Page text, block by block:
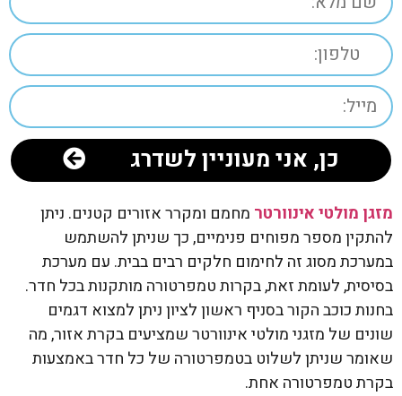
מזגן מולטי אינוורטר מחמם ומקרר אזורים קטנים. ניתן
להתקין מספר מפוחים פנימיים, כך שניתן להשתמש
במערכת מסוג זה לחימום חלקים רבים בבית. עם מערכת
בסיסית, לעומת זאת, בקרות טמפרטורה מותקנות בכל חדר.
בחנות כוכב הקור בסניף ראשון לציון ניתן למצוא דגמים
שונים של מזגני מולטי אינוורטר שמציעים בקרת אזור, מה
שאומר שניתן לשלוט בטמפרטורה של כל חדר באמצעות
בקרת טמפרטורה אחת.
כן, אני מעוניין לשדרג